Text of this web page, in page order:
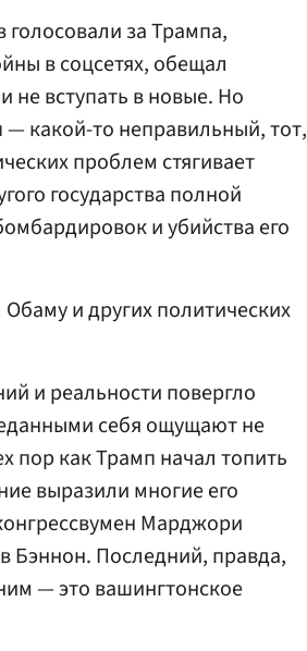
за Трампа,
в соцсетях, обещал
не вступать в новые. Но
какой-то неправильный, тот,
проблем стягивает
государства полной
и убийства его
и других политических
и реальности повергло
себя ощущают не
пор как Трамп начал топить
выразили многие его
Марджори
Бэннон. Последний, правда,
— это вашингтонское